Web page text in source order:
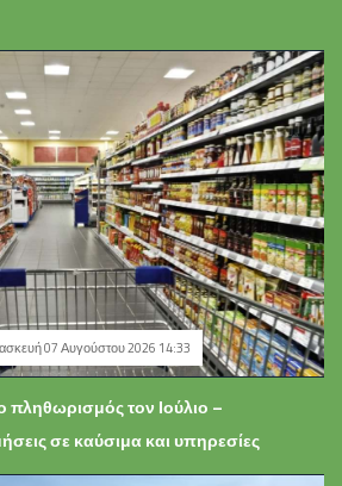
07 Αυγούστου 2026 14:33
τον Ιούλιο –
σε καύσιμα και υπηρεσίες